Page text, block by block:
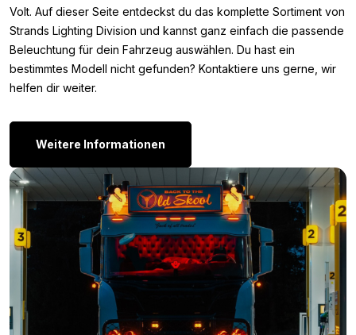
Firefly 20 Zoll
Bist du dennoch der Meinung, dass die Strands Firefly LED bar
10 Zoll nicht die Lampe ist, nach der du suchst? Einfach weil die
entspricht? Dann schau dirhierdas komplette Sortiment von
Strands an.
Volt. Auf dieser Seite entdeckst du das komplette Sortiment von
Strands Lighting Division und kannst ganz einfach die passende
Beleuchtung für dein Fahrzeug auswählen. Du hast ein
bestimmtes Modell nicht gefunden? Kontaktiere uns gerne, wir
helfen dir weiter.
Weitere Informationen